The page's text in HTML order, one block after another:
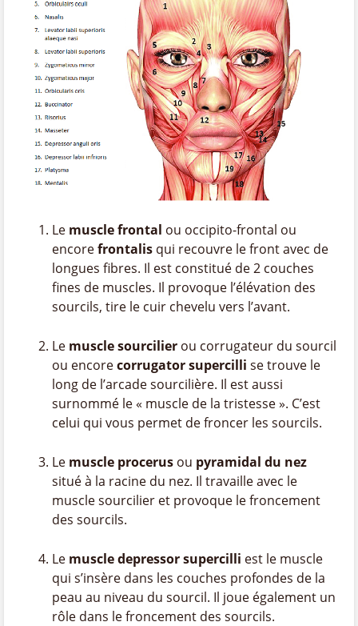
Le muscle frontal ou occipito-frontal ou
encorefrontalis qui recouvre le front avec de
longues fibres. Il est constitué de 2 couches
fines de muscles. Il provoque l’élévation des
sourcils, tire le cuir chevelu vers l’avant.
Le muscle sourcilier ou corrugateur du sourcil
ou encorecorrugator supercilli se trouve le
long de l’arcade sourcilière. Il est aussi
surnommé le « muscle de la tristesse ». C’est
celui qui vous permet de froncer les sourcils.
Le muscle procerus ou pyramidal du nez
situé à la racine du nez. Il travaille avec le
muscle sourcilier et provoque le froncement
des sourcils.
Le muscle depressor supercilli est le muscle
qui s’insère dans les couches profondes de la
peau au niveau du sourcil. Il joue également un
rôle dans le froncement des sourcils.